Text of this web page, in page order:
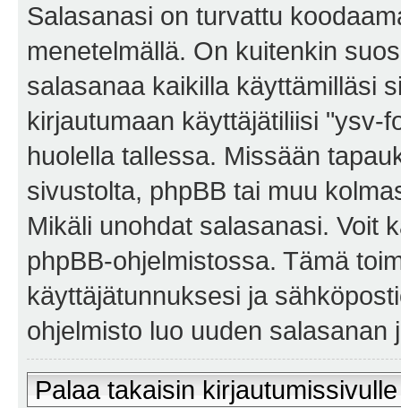
Salasanasi on turvattu
menetelmällä. On kuitenkin
salasanaa kaikilla käyttämilläsi
kirjautumaan käyttäjätiliisi "ysv-
huolella tallessa. Missään
sivustolta, phpBB tai muu
Mikäli unohdat salasanasi. Voit
phpBB-ohjelmistossa. Tämä
käyttäjätunnuksesi ja
ohjelmisto luo uuden
Palaa takaisin kirjautumissivulle